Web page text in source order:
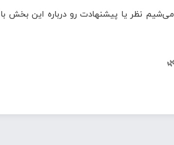
نظر یا پیشنهادت رو درباره این بخش با